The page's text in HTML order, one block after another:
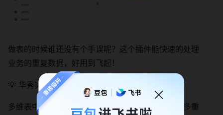
做表的时候谁还没有个手误呢？这个插件能快速的处理
业务的重复数据，好用到飞起！
💡 华秀实业钟同学：
多维表中写自动化流程时未设置好时可能产生了很多重